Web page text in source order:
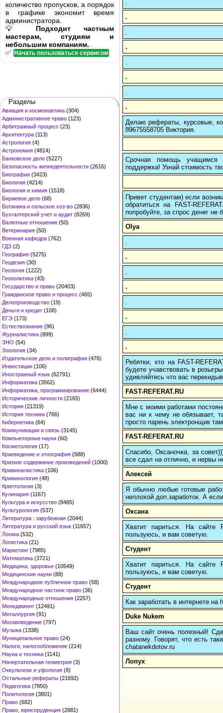
количество пропусков, а порядок
в графике экономит время
администратора.
💡 Подходит частным
мастерам, студиям и
небольшим компаниям.
✅ Начать пользоваться сервисом
Разделы
Авиация и космонавтика (304)
Административное право (123)
Арбитражный процесс (23)
Архитектура (113)
Астрология (4)
Астрономия (4814)
Банковское дело (5227)
Безопасность жизнедеятельности (2616)
Биографии (3423)
Биология (4214)
Биология и химия (1518)
Биржевое дело (68)
Ботаника и сельское хоз-во (2836)
Бухгалтерский учет и аудит (8269)
Валютные отношения (50)
Ветеринария (50)
Военная кафедра (762)
ГДЗ (2)
География (5275)
Геодезия (30)
Геология (1222)
Геополитика (43)
Государство и право (20403)
Гражданское право и процесс (465)
Делопроизводство (19)
Деньги и кредит (108)
ЕГЭ (173)
Естествознание (96)
Журналистика (899)
ЗНО (54)
Зоология (34)
Издательское дело и полиграфия (476)
Инвестиции (106)
Иностранный язык (62791)
Информатика (3562)
Информатика, программирование (6444)
Исторические личности (2165)
История (21319)
История техники (766)
Кибернетика (64)
Коммуникации и связь (3145)
Компьютерные науки (60)
Косметология (17)
Краеведение и этнография (588)
Краткое содержание произведений (1000)
Криминалистика (106)
Криминология (48)
Криптология (3)
Кулинария (1167)
Культура и искусство (8485)
Культурология (537)
Литература : зарубежная (2044)
Литература и русский язык (11657)
Логика (532)
Логистика (21)
Маркетинг (7985)
Математика (3721)
Медицина, здоровье (10549)
Медицинские науки (88)
Международное публичное право (58)
Международное частное право (36)
Международные отношения (2257)
Менеджмент (12491)
Металлургия (91)
Москвоведение (797)
Музыка (1338)
Муниципальное право (24)
Налоги, налогообложение (214)
Наука и техника (1141)
Начертательная геометрия (3)
Оккультизм и уфология (8)
Остальные рефераты (21692)
Педагогика (7850)
Политология (3801)
Право (682)
Право, юриспруденция (2881)
.
.
.
.
Делаю рефераты, курсовые,
89675558705 Виктория.
Срочная помощь учащимся в
поддержка! Узнай стоимость
Привет студентам) если
обратиться на FAST-
попробуйте, за спрос денег не
Olya
.
.
.
.
Ребятки, кто на FAST-
будете учавствовать в
удивляйтесь что вас
FAST-REFERAT.RU
Мне с моими работами
вас ни к чему не обязывает,
просто парень электронщик
FAST-REFERAT.RU
Спасибо, Оксаночка, за
все сдал на отлично, и нервы
Алексей
Я обычно любые готовые
неплохой доп.заработок. А
Оксана
Хватит париться. На
пользуюсь, и вам советую.
Студент
Хватит париться. На
пользуюсь, и вам советую.
Студент
Как заработать в интернете на
Duke Nukem
Ваш сайт очень полезный!
разному. Говорят, что есть
chatanekdotov.ru
Лопух